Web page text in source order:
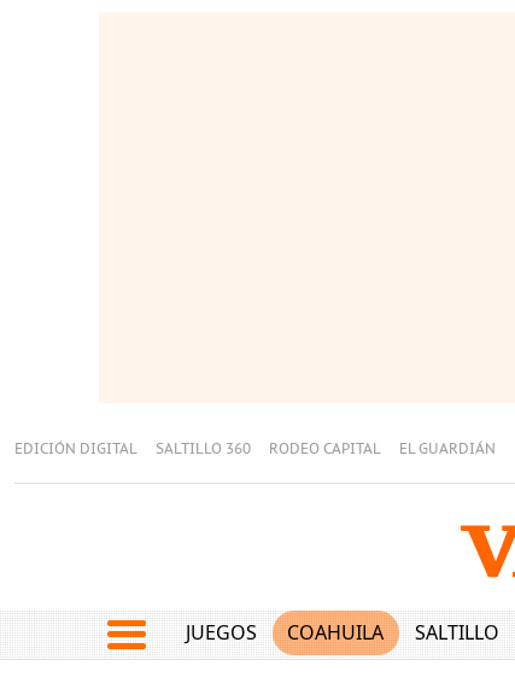
EDICIÓN DIGITAL SALTILLO 360 RODEO CAPITAL EL GUARDIÁN
JUEGOS COAHUILA SALTILLO